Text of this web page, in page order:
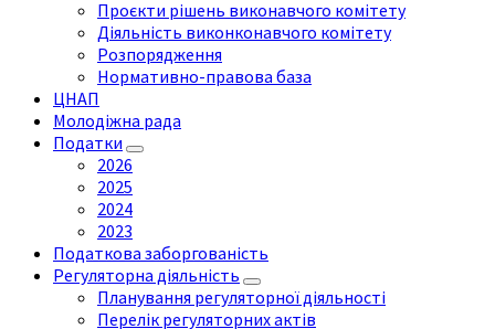
Проєкти рішень виконавчого комітету
Діяльність виконконавчого комітету
Розпорядження
Нормативно-правова база
ЦНАП
Молодіжна рада
Податки
2026
2025
2024
2023
Податкова заборгованість
Регуляторна діяльність
Планування регуляторної діяльності
Перелік регуляторних актів